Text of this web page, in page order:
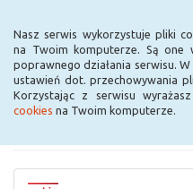
Nasz serwis wykorzystuje pliki
na Twoim komputerze. Są one
poprawnego działania serwisu.
ustawień dot. przechowywania
Korzystając z serwisu
cookies na Twoim komputerze.
Urząd